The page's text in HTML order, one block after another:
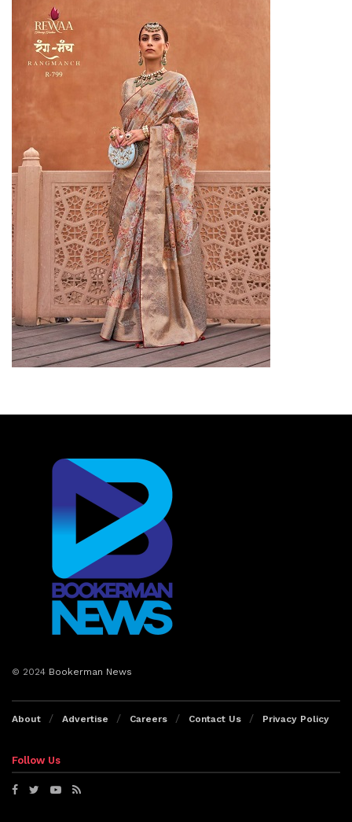
© 2024 Bookerman News
About Advertise Careers Contact Us Privacy Policy
Follow Us